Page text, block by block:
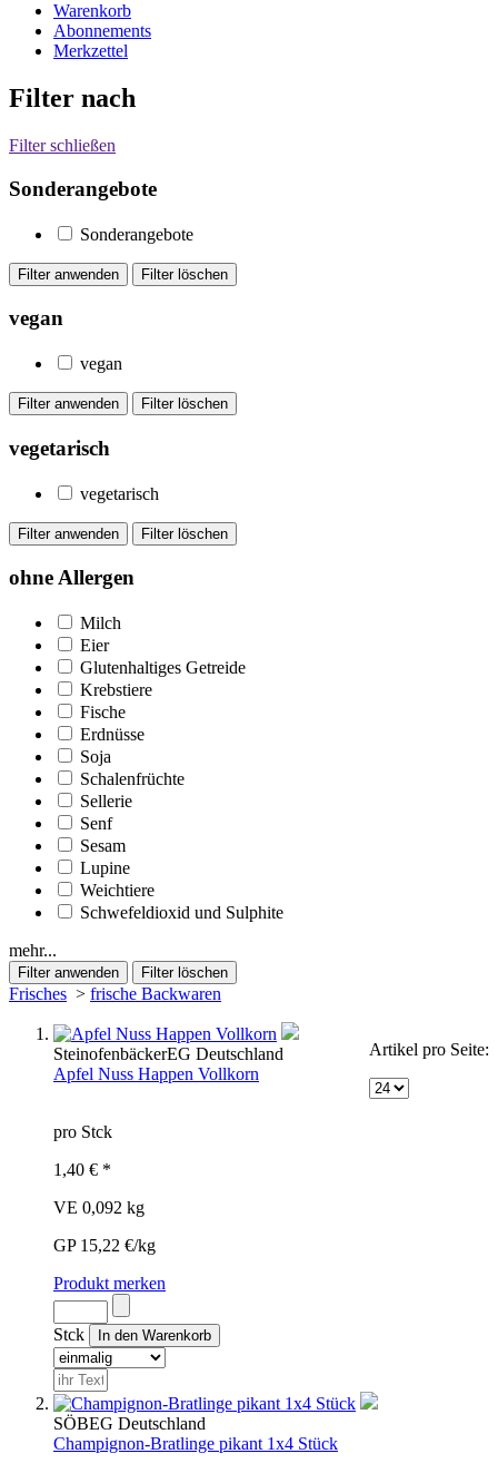
Warenkorb
Abonnements
Merkzettel
Filter nach
Filter schließen
Sonderangebote
Sonderangebote
vegan
vegan
vegetarisch
vegetarisch
ohne Allergen
Milch
Eier
Glutenhaltiges Getreide
Krebstiere
Fische
Erdnüsse
Soja
Schalenfrüchte
Sellerie
Senf
Sesam
Lupine
Weichtiere
Schwefeldioxid und Sulphite
mehr...
Frisches > frische Backwaren
Artikel pro Seite:
SteinofenbäckerEG Deutschland
Apfel Nuss Happen Vollkorn
pro Stck
1,40 € *
VE 0,092 kg
GP 15,22 €/kg
Produkt merken
Stck
SÖBEG Deutschland
Champignon-Bratlinge pikant 1x4 Stück